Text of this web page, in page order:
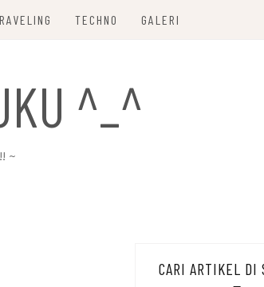
TECHNO GALERI
^_^
~
CARI ARTIKEL DI